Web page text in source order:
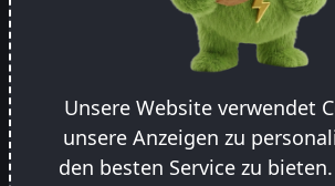
einer Tüte, schicke ihn an
und wir schicken dir einen
bei der
Garantie für 2 Jahre.
Unsere Website verwendet
unsere Anzeigen zu
den besten Service zu